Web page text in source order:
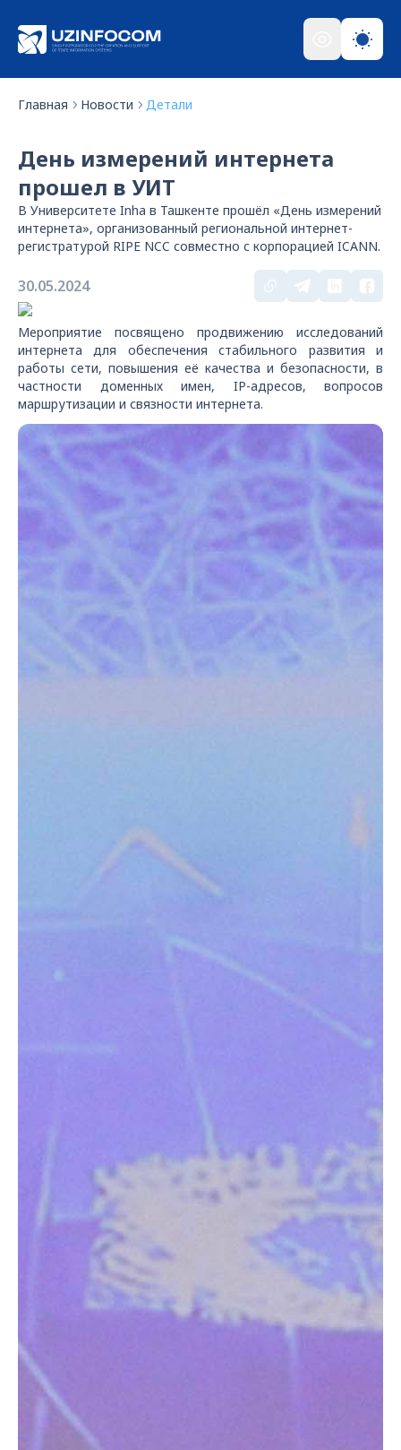
Главная Новости Детали
День измерений интернета
прошел в УИТ
В Университете Inha в Ташкенте прошёл «День измерений
интернета», организованный региональной интернет-
регистратурой RIPE NCC совместно с корпорацией ICANN.
30.05.2024
Мероприятие посвящено продвижению исследований
интернета для обеспечения стабильного развития и
работы сети, повышения её качества и безопасности, в
частности доменных имен, IP-адресов, вопросов
маршрутизации и связности интернета.